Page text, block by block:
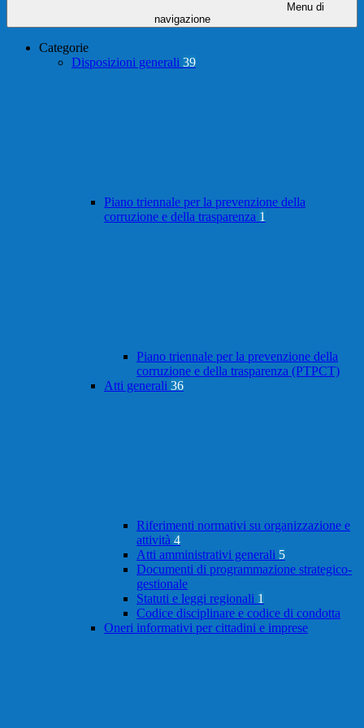
Menu di
navigazione
Categorie
Disposizioni generali 39
Piano triennale per la prevenzione della
corruzione e della trasparenza 1
Piano triennale per la prevenzione della
corruzione e della trasparenza (PTPCT)
Atti generali 36
Riferimenti normativi su organizzazione e
attività 4
Atti amministrativi generali 5
Documenti di programmazione strategico-
gestionale
Statuti e leggi regionali 1
Codice disciplinare e codice di condotta
Oneri informativi per cittadini e imprese